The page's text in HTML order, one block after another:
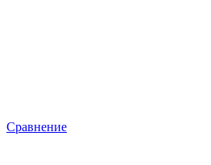
Сравнение